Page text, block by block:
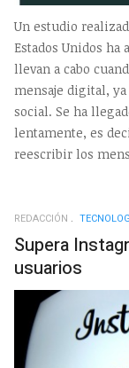
Un estudio
Estados Unidos ha
llevan a cabo
mensaje digital,
social. Se ha
lentamente, es
reescribir los
REDACCIÓN
Supera
usuarios